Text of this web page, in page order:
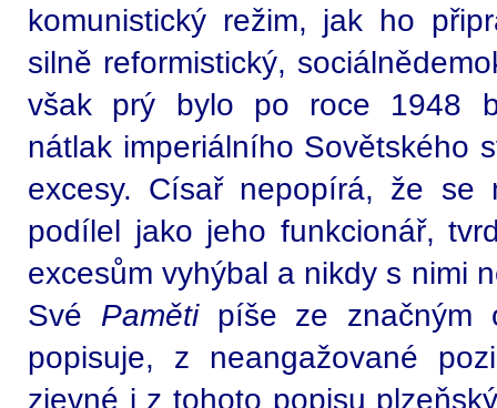
komunistický režim, jak ho
silně reformistický,
však prý bylo po roce 1948
nátlak imperiálního Sovětského
excesy. Císař nepopírá, že se
podílel jako jeho funkcionář,
excesům vyhýbal a nikdy s nimi
Své Pamětipíše ze značným
popisuje, z neangažované
zjevné i z tohoto popisu